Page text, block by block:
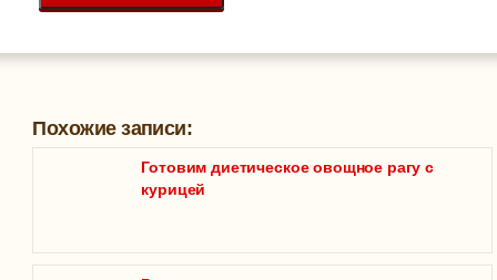
Похожие записи:
Готовим диетическое овощное рагу с
курицей